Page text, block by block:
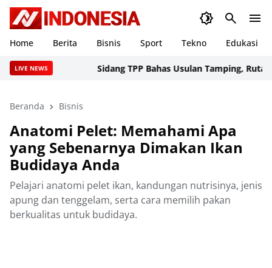
Home Berita Bisnis Sport Tekno Edukasi
LIVE NEWS Sidang TPP Bahas Usulan Tamping, Rutan
Beranda Bisnis
Anatomi Pelet: Memahami Apa
yang Sebenarnya Dimakan Ikan
Budidaya Anda
Pelajari anatomi pelet ikan, kandungan nutrisinya, jenis
apung dan tenggelam, serta cara memilih pakan
berkualitas untuk budidaya.